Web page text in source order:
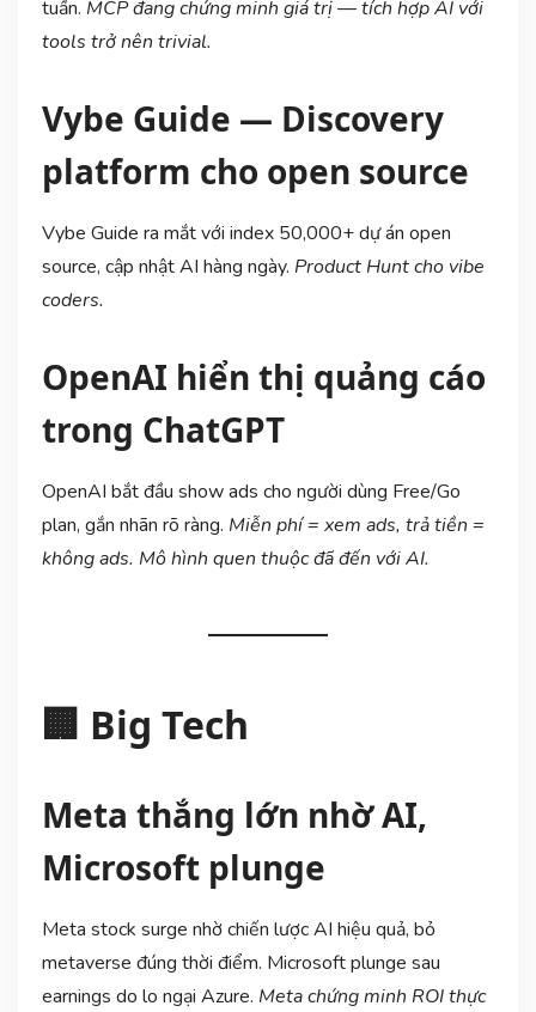
tuần. MCP đang chứng minh giá trị — tích hợp AI với
tools trở nên trivial.
Vybe Guide — Discovery
platform cho open source
Vybe Guide ra mắt với index 50,000+ dự án open
source, cập nhật AI hàng ngày. Product Hunt cho vibe
coders.
OpenAI hiển thị quảng cáo
trong ChatGPT
OpenAI bắt đầu show ads cho người dùng Free/Go
plan, gắn nhãn rõ ràng. Miễn phí = xem ads, trả tiền =
không ads. Mô hình quen thuộc đã đến với AI.
🏢 Big Tech
Meta thắng lớn nhờ AI,
Microsoft plunge
Meta stock surge nhờ chiến lược AI hiệu quả, bỏ
metaverse đúng thời điểm. Microsoft plunge sau
earnings do lo ngại Azure. Meta chứng minh ROI thực